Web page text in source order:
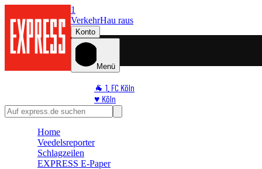
1
VerkehrHau raus
Konto
Menü
🐐 1. FC Köln
♥️ Köln
⭐ Promi
🛒 Shoppingwelt
Home
Veedelsreporter
Schlagzeilen
EXPRESS E-Paper